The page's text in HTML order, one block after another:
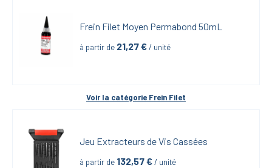
Frein Filet Moyen Permabond 50mL
à partir de 21,27 € / unité
Voir la catégorie Frein Filet
Jeu Extracteurs de Vis Cassées
à partir de 132,57 € / unité